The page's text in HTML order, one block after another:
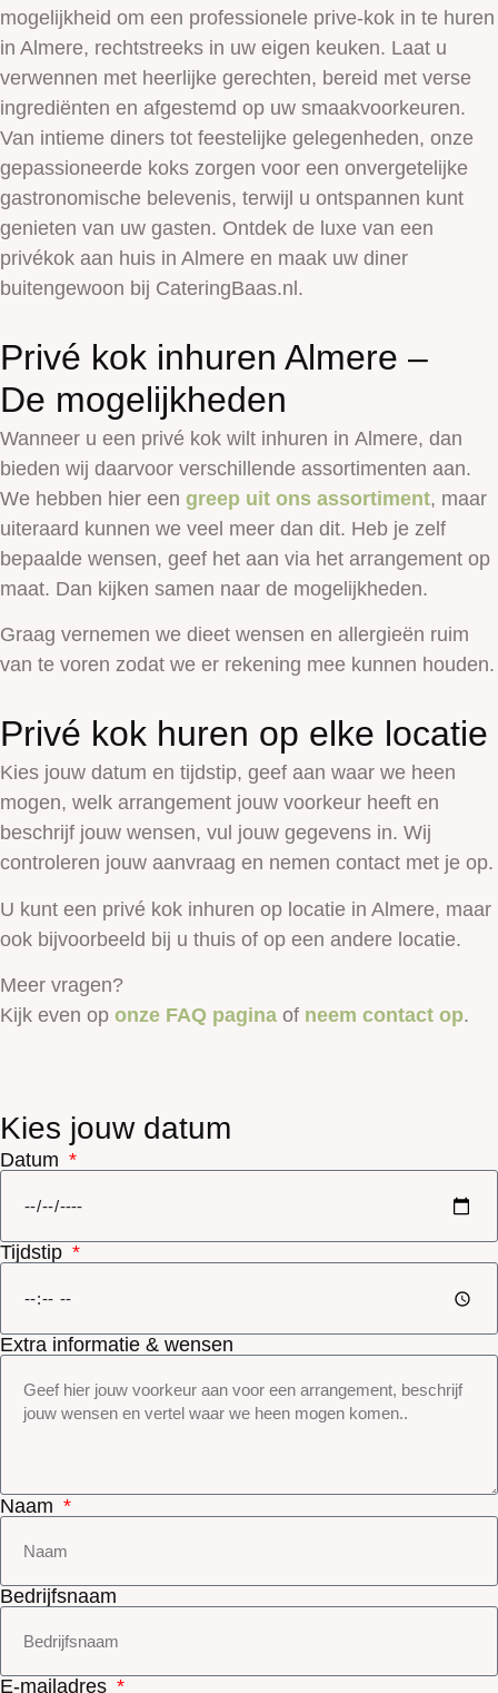
mogelijkheid om een professionele prive-kok in te huren
in Almere, rechtstreeks in uw eigen keuken. Laat u
verwennen met heerlijke gerechten, bereid met verse
ingrediënten en afgestemd op uw smaakvoorkeuren.
Van intieme diners tot feestelijke gelegenheden, onze
gepassioneerde koks zorgen voor een onvergetelijke
gastronomische belevenis, terwijl u ontspannen kunt
genieten van uw gasten. Ontdek de luxe van een
privékok aan huis in Almere en maak uw diner
buitengewoon bij CateringBaas.nl.
Privé kok inhuren Almere –
De mogelijkheden
Wanneer u een privé kok wilt inhuren in Almere, dan
bieden wij daarvoor verschillende assortimenten aan.
We hebben hier een greep uit ons assortiment, maar
uiteraard kunnen we veel meer dan dit. Heb je zelf
bepaalde wensen, geef het aan via het arrangement op
maat. Dan kijken samen naar de mogelijkheden.
Graag vernemen we dieet wensen en allergieën ruim
van te voren zodat we er rekening mee kunnen houden.
Privé kok huren op elke locatie
Kies jouw datum en tijdstip, geef aan waar we heen
mogen, welk arrangement jouw voorkeur heeft en
beschrijf jouw wensen, vul jouw gegevens in. Wij
controleren jouw aanvraag en nemen contact met je op.
U kunt een privé kok inhuren op locatie in Almere, maar
ook bijvoorbeeld bij u thuis of op een andere locatie.
Meer vragen?
Kijk even op onze FAQ pagina of neem contact op.
Kies jouw datum
Datum
Tijdstip
Extra informatie & wensen
Naam
Bedrijfsnaam
E-mailadres